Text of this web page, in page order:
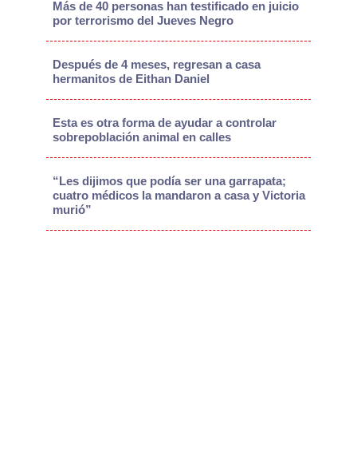
Más de 40 personas han testificado en juicio
por terrorismo del Jueves Negro
Después de 4 meses, regresan a casa
hermanitos de Eithan Daniel
Esta es otra forma de ayudar a controlar
sobrepoblación animal en calles
“Les dijimos que podía ser una garrapata;
cuatro médicos la mandaron a casa y Victoria
murió”